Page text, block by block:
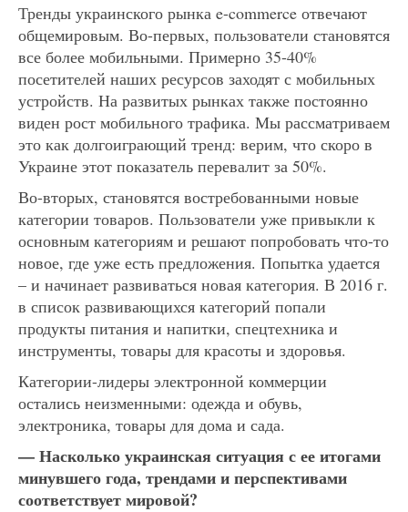
Тренды украинского рынка e-commerce отвечают
общемировым. Во-первых, пользователи становятся
все более мобильными. Примерно 35-40%
посетителей наших ресурсов заходят с мобильных
устройств. На развитых рынках также постоянно
виден рост мобильного трафика. Мы рассматриваем
это как долгоиграющий тренд: верим, что скоро в
Украине этот показатель перевалит за 50%.
Во-вторых, становятся востребованными новые
категории товаров. Пользователи уже привыкли к
основным категориям и решают попробовать что-то
новое, где уже есть предложения. Попытка удается
– и начинает развиваться новая категория. В 2016 г.
в список развивающихся категорий попали
продукты питания и напитки, спецтехника и
инструменты, товары для красоты и здоровья.
Категории-лидеры электронной коммерции
остались неизменными: одежда и обувь,
электроника, товары для дома и сада.
— Насколько украинская ситуация с ее итогами
минувшего года, трендами и перспективами
соответствует мировой?